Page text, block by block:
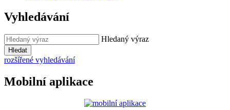
Vyhledávání
Hledaný výraz
Hledat
rozšířené vyhledávání
Mobilní aplikace